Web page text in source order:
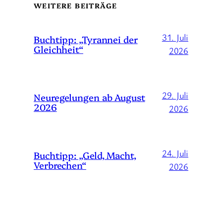
WEITERE BEITRÄGE
Buchtipp: „Tyrannei der
Gleichheit“
31. Juli
2026
Neuregelungen ab August
2026
29. Juli
2026
Buchtipp: „Geld, Macht,
Verbrechen“
24. Juli
2026